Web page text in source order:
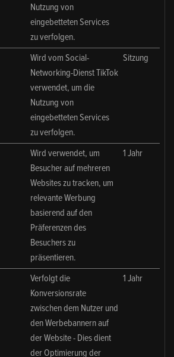
Nutzung von
eingebetteten Services
zu verfolgen.
Wird vom Social-
Networking-Dienst TikTok
verwendet, um die
Nutzung von
eingebetteten Services
zu verfolgen.
Sitzung
Wird verwendet, um
Besucher auf mehreren
Websites zu tracken, um
relevante Werbung
basierend auf den
Präferenzen des
Besuchers zu
präsentieren.
1 Jahr
Verfolgt die
Konversionsrate
zwischen dem Nutzer und
den Werbebannern auf
der Website - Dies dient
der Optimierung der
1 Jahr